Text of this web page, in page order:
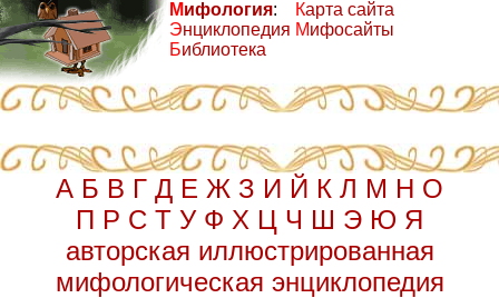
Мифология:
Энциклопедия
Библиотека
Карта сайта
Мифосайты
А Б В Г Д Е Ж З И Й К Л М Н О
П Р С Т У Ф Х Ц Ч Ш Э Ю Я
авторская иллюстрированная
мифологическая энциклопедия